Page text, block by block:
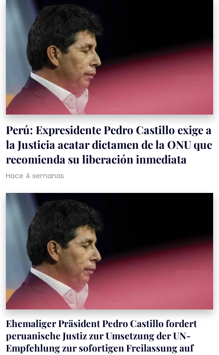
Perú: Expresidente Pedro Castillo exige a
la Justicia acatar dictamen de la ONU que
recomienda su liberación inmediata
Hace 4 semanas
Ehemaliger Präsident Pedro Castillo fordert
peruanische Justiz zur Umsetzung der UN-
Empfehlung zur sofortigen Freilassung auf